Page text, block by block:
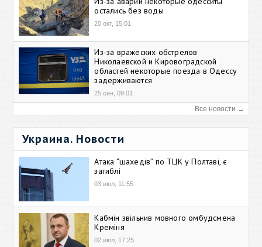
остались без воды
20 окт, 15:01
Из-за вражеских обстрелов
Николаевской и Кировоградской
областей некоторые поезда в Одессу
задерживаются
25 сен, 09:01
Все новости →
Украина. Новости
Атака “шахедів” по ТЦК у Полтаві, є
загиблі
03 июл, 11:55
Кабмін звільнив мовного омбудсмена
Креміня
02 июл, 17:25